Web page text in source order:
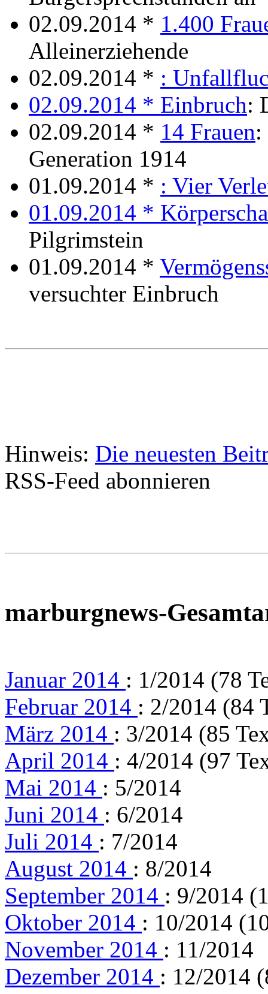
02.09.2014 * 1.400
Alleinerziehende
02.09.2014 * :
02.09.2014 * Einbruch:
02.09.2014 * 14 Frauen:
Generation 1914
01.09.2014 * : Vier
01.09.2014 *
Pilgrimstein
01.09.2014 *
versuchter Einbruch
Hinweis: Die neuesten
RSS-Feed abonnieren
marburgnews-
Januar 2014 : 1/2014 (78
Februar 2014 : 2/2014 (84
März 2014 : 3/2014 (85
April 2014 : 4/2014 (97
Mai 2014 : 5/2014
Juni 2014 : 6/2014
Juli 2014 : 7/2014
August 2014 : 8/2014
September 2014 : 9/2014
Oktober 2014 : 10/2014
November 2014 : 11/2014
Dezember 2014 : 12/2014